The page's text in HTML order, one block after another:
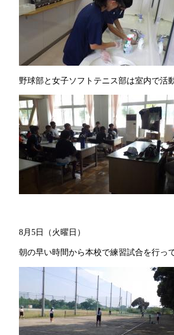
野球部と女子ソフトテニス部は室内で活
8月5日（火曜日）
朝の早い時間から本校で練習試合を行っ